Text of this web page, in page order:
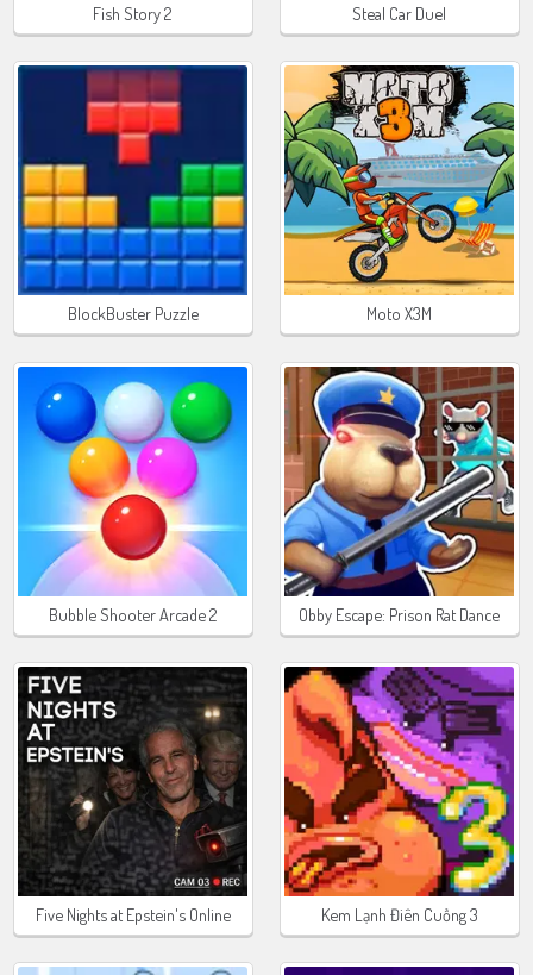
Fish Story 2 Steal Car Duel
BlockBuster Puzzle Moto X3M
Bubble Shooter Arcade 2 Obby Escape: Prison Rat Dance
Five Nights at Epstein's Online Kem Lạnh Điên Cuồng 3